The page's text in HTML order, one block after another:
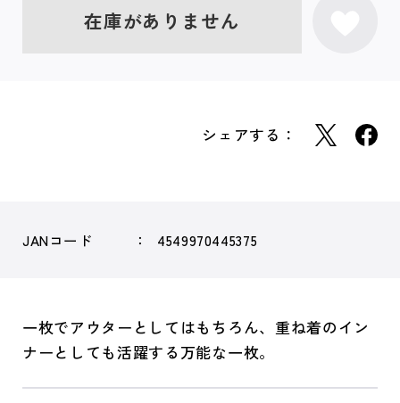
在庫がありません
シェアする：
JANコード 4549970445375
一枚でアウターとしてはもちろん、重ね着のイン
ナーとしても活躍する万能な一枚。